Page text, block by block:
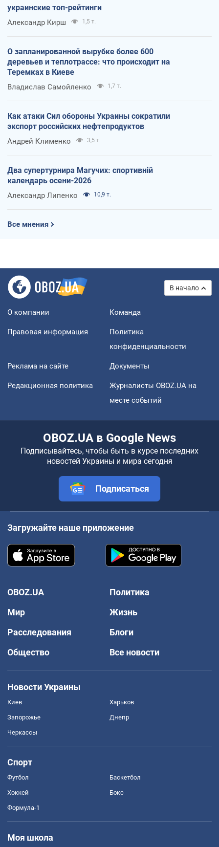
украинские топ-рейтинги
Александр Кирш 1,5 т.
О запланированной вырубке более 600
деревьев и теплотрассе: что происходит на
Теремках в Киеве
Владислав Самойленко 1,7 т.
Как атаки Сил обороны Украины сократили
экспорт российских нефтепродуктов
Андрей Клименко 3,5 т.
Два супертурнира Магучих: спортивній
календарь осени-2026
Александр Липенко 10,9 т.
Все мнения
В начало
О компании Команда
Правовая информация
Политика
конфиденциальности
Реклама на сайте Документы
Редакционная политика
Журналисты OBOZ.UA на
месте событий
OBOZ.UA в Google News
Подписывайтесь, чтобы быть в курсе последних
новостей Украины и мира сегодня
Подписаться
Загружайте наше приложение
OBOZ.UA
Политика
Мир
Жизнь
Расследования
Блоги
Общество
Все новости
Новости Украины
Киев Харьков
Запорожье Днепр
Черкассы
Спорт
Футбол Баскетбол
Хоккей Бокс
Формула-1
Моя школа